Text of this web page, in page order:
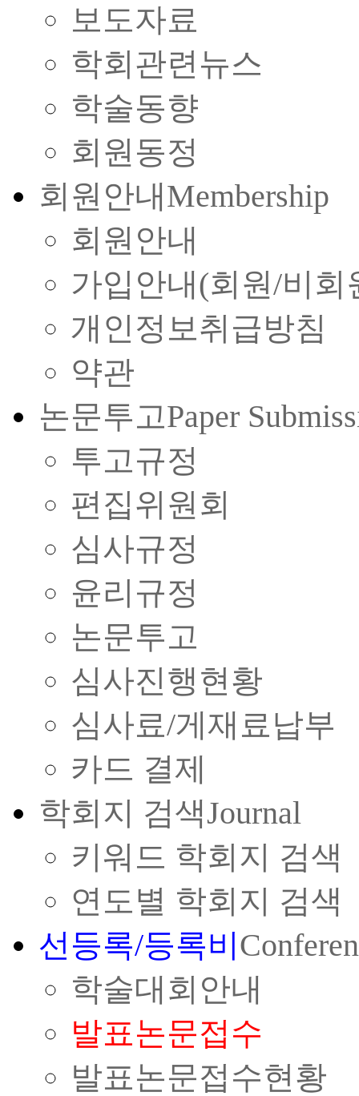
보도자료
학회관련뉴스
학술동향
회원동정
회원안내Membership
회원안내
가입안내(회원/비회
개인정보취급방침
약관
논문투고Paper
투고규정
편집위원회
심사규정
윤리규정
논문투고
심사진행현황
심사료/게재료납부
카드 결제
학회지 검색Journal
키워드 학회지 검색
연도별 학회지 검색
선등록/등록비
학술대회안내
발표논문접수
발표논문접수현황